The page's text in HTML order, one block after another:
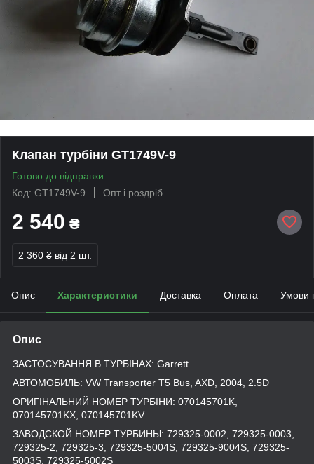
Клапан турбіни GT1749V-9
Готово до відправки
Код: GT1749V-9
Опт і роздріб
2 540 ₴
2 360 ₴ від 2 шт.
Опис Характеристики Доставка Оплата Умови
Опис
ЗАСТОСУВАННЯ В ТУРБІНАХ: Garrett
АВТОМОБИЛЬ: VW Transporter T5 Bus, AXD, 2004, 2.5D
ОРИГІНАЛЬНИЙ НОМЕР ТУРБІНИ: 070145701K,
070145701KX, 070145701KV
ЗАВОДСКОЙ НОМЕР ТУРБИНЫ: 729325-0002, 729325-0003,
729325-2, 729325-3, 729325-5004S, 729325-9004S, 729325-
5003S, 729325-5002S